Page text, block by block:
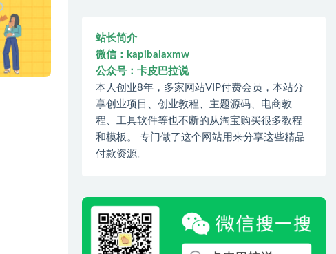
站长简介
微信：kapibalaxmw
公众号：卡皮巴拉说
本人创业8年，多家网站VIP付费会员，本站分
享创业项目、创业教程、主题源码、电商教
程、工具软件等也不断的从淘宝购买很多教程
和模板。 专门做了这个网站用来分享这些精品
付款资源。